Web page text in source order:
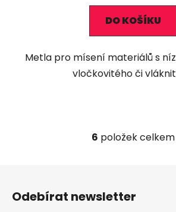
DO KOŠÍKU
Metla pro mísení materiálů s
vločkovitého či
O
d
6 položek celkem
Odebírat newsletter